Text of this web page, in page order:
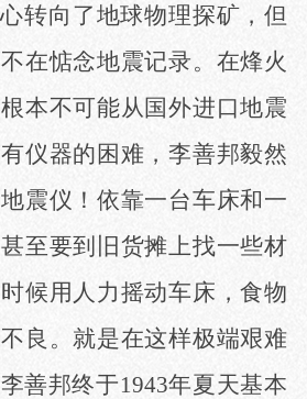
转向了地球物理探矿，但
在惦念地震记录。在烽火
本不可能从国外进口地震
仪器的困难，李善邦毅然
震仪！依靠一台车床和一
至要到旧货摊上找一些材
候用人力摇动车床，食物
良。就是在这样极端艰难
善邦终于1943年夏天基本